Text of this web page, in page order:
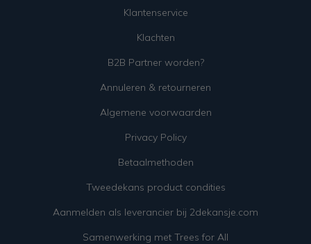
Klantenservice
Klachten
B2B Partner worden?
Annuleren & retourneren
Algemene voorwaarden
Privacy Policy
Betaalmethoden
Tweedekans product condities
Aanmelden als leverancier bij 2dekansje.com
Samenwerking met Trees for All